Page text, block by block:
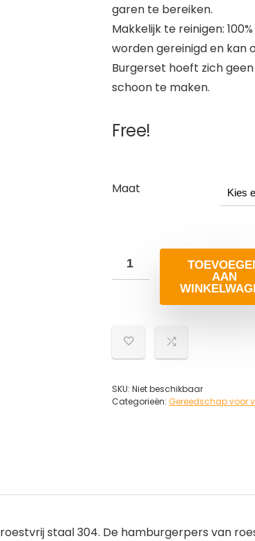
garen te bereiken.
Makkelijk te reinigen:
worden gereinigd en kan
Burgerset hoeft zich
schoon te maken.
Free!
Maat
AAN
SKU: Niet beschikbaar
Categorieën: Gereedschap voor
staal 304. De hamburgerpers van